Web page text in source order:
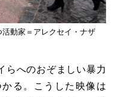
動家＝アレクセイ・ナザ
らへのおぞましい暴力
る。こうした映像は